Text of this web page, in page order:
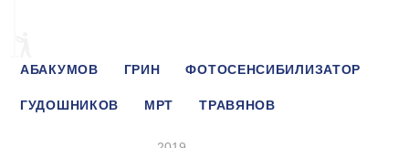
АБАКУМОВ ГРИН ФОТОСЕНСИБИЛИЗАТОР
ГУДОШНИКОВ МРТ ТРАВЯНОВ
АДДИТИВНЫЕ ТЕХНОЛОГИИ